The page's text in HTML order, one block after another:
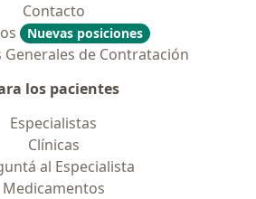
Contacto
Nuevas posiciones
Generales de Contratación
los pacientes
Especialistas
Clínicas
al Especialista
Medicamentos